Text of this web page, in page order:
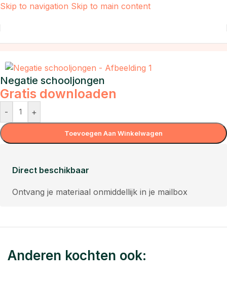
Skip to navigation Skip to main content
Negatie schooljongen
Gratis downloaden
- +
Toevoegen Aan Winkelwagen
Direct beschikbaar
Ontvang je materiaal onmiddellijk in je mailbox
Anderen kochten ook: